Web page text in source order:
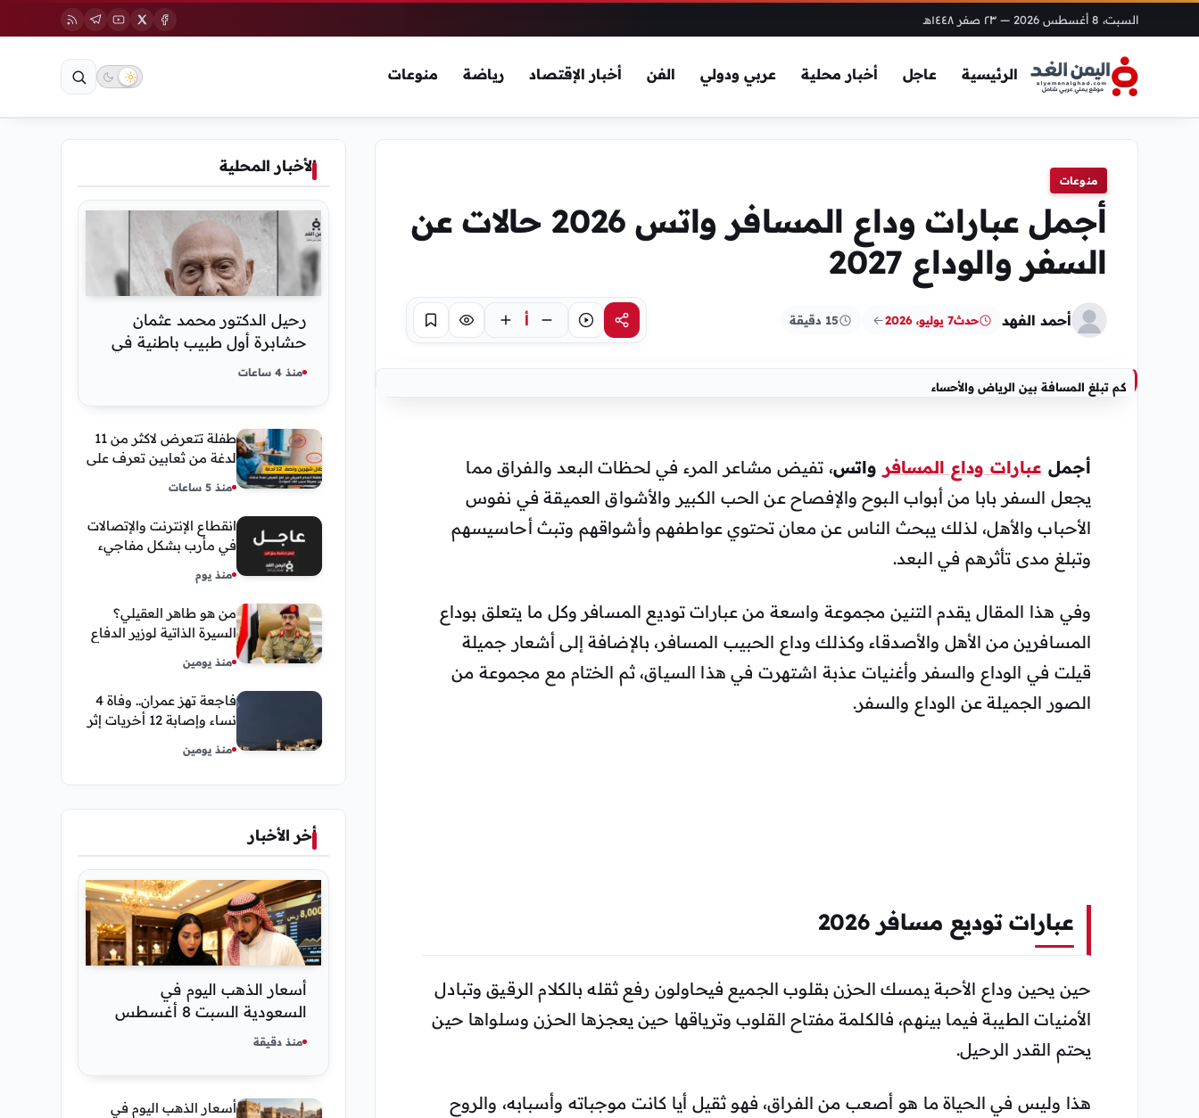
السبت، 8 أغسطس 2026 — ٢٣ صفر ١٤٤٨هـ
الرئيسية عاجل أخبار محلية عربي ودولي الفن أخبار الإقتصاد رياضة منوعات
منوعات
أجمل عبارات وداع المسافر واتس 2026 حالات عن
السفر والوداع 2027
أحمد الفهد حدث7 يوليو، 2026 15 دقيقة مشاركةاستماع أ تركيز حفظ
كم تبلغ المسافة بين الرياض والأحساء
أجمل عبارات وداع المسافر واتس، تفيض مشاعر المرء في لحظات البعد والفراق مما
يجعل السفر بابا من أبواب البوح والإفصاح عن الحب الكبير والأشواق العميقة في نفوس
الأحباب والأهل، لذلك يبحث الناس عن معان تحتوي عواطفهم وأشواقهم وتبث أحاسيسهم
وتبلغ مدى تأثرهم في البعد.
وفي هذا المقال يقدم التنين مجموعة واسعة من عبارات توديع المسافر وكل ما يتعلق بوداع
المسافرين من الأهل والأصدقاء وكذلك وداع الحبيب المسافر، بالإضافة إلى أشعار جميلة
قيلت في الوداع والسفر وأغنيات عذبة اشتهرت في هذا السياق، ثم الختام مع مجموعة من
الصور الجميلة عن الوداع والسفر.
عبارات توديع مسافر 2026
حين يحين وداع الأحبة يمسك الحزن بقلوب الجميع فيحاولون رفع ثقله بالكلام الرقيق وتبادل
الأمنيات الطيبة فيما بينهم، فالكلمة مفتاح القلوب وترياقها حين يعجزها الحزن وسلواها حين
يحتم القدر الرحيل.
هذا وليس في الحياة ما هو أصعب من الفراق، فهو ثقيل أيا كانت موجباته وأسبابه، والروح
الأخبار المحلية
رحيل الدكتور محمد عثمان
حشابرة أول طبيب باطنية في
الحديدة
منذ 4 ساعات
طفلة تتعرض لاكثر من 11
لدغة من ثعابين تعرف على
العريقي
منذ 5 ساعات
انقطاع الإنترنت والإتصالات
في مأرب بشكل مفاجيء
منذ يوم
من هو طاهر العقيلي؟
السيرة الذاتية لوزير الدفاع
مناصبه
منذ يومين
فاجعة تهز عمران.. وفاة 4
نساء وإصابة 12 أخريات إثر
اجتماعية
منذ يومين
أخر الأخبار
أسعار الذهب اليوم في
السعودية السبت 8 أغسطس
2026 — تحديث مباشر
منذ دقيقة
أسعار الذهب اليوم في